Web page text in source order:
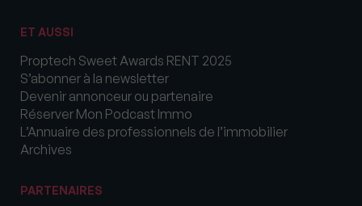
ET AUSSI
Proptech Sweet Awards RENT 2025
S’abonner à la newsletter
Devenir annonceur ou partenaire
Réserver Mon Podcast Immo
L’Annuaire des professionnels de l’immobilier
Archives
PARTENAIRES